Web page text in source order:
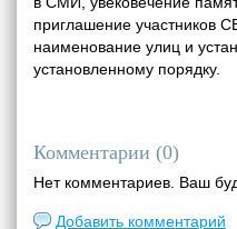
приглашение участников
наименование улиц и
установленному порядку.
Комментарии (0)
Нет комментариев. Ваш
Добавить комментарий